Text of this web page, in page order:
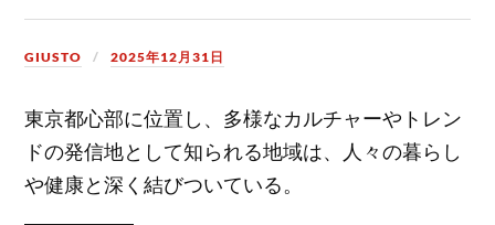
GIUSTO 2025年12月31日
東京都心部に位置し、多様なカルチャーやトレン
ドの発信地として知られる地域は、人々の暮らし
や健康と深く結びついている。